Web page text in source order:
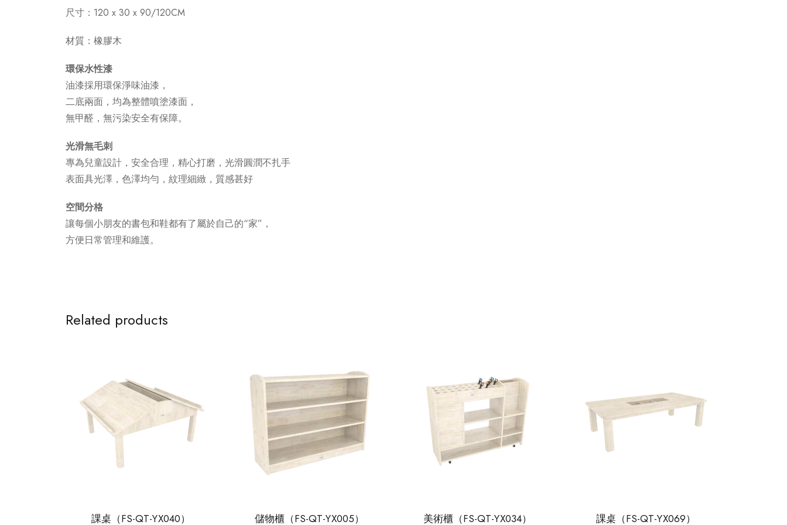
尺寸： 120 x 30 x 90/120CM
材質：橡膠木
環保水性漆
油漆採用環保淨味油漆，
二底兩面，均為整體噴塗漆面，
無甲醛，無污染安全有保障。
光滑無毛刺
專為兒童設計，安全合理，精心打磨，光滑圓潤不扎手
表面具光澤，色澤均勻，紋理細緻，質感甚好
空間分格
讓每個小朋友的書包和鞋都有了屬於自己的“家”，
方便日常管理和維護。
Related products
課桌（FS-QT-YX040） 儲物櫃（FS-QT-YX005） 美術櫃（FS-QT-YX034） 課桌（FS-QT-YX069）